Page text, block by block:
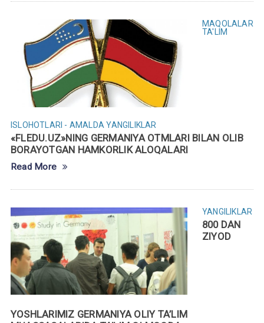
MAQOLALAR
TA'LIM
ISLOHOTLARI - AMALDA YANGILIKLAR
«FLEDU.UZ»NING GERMANIYA OTMLARI BILAN OLIB
BORAYOTGAN HAMKORLIK ALOQALARI
Read More
YANGILIKLAR
800 DAN
ZIYOD
YOSHLARIMIZ GERMANIYA OLIY TA’LIM